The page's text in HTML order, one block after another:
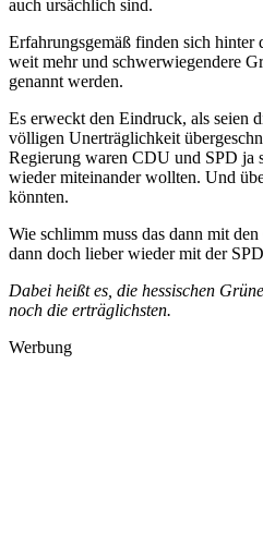
auch ursächlich sind.
Erfahrungsgemäß finden sich hinter
weit mehr und schwerwiegendere
genannt werden.
Es erweckt den Eindruck, als seien
völligen Unerträglichkeit
Regierung waren CDU und SPD ja
wieder miteinander wollten. Und
könnten.
Wie schlimm muss das dann mit
dann doch lieber wieder mit der
Dabei heißt es, die hessischen
noch die erträglichsten.
Werbung